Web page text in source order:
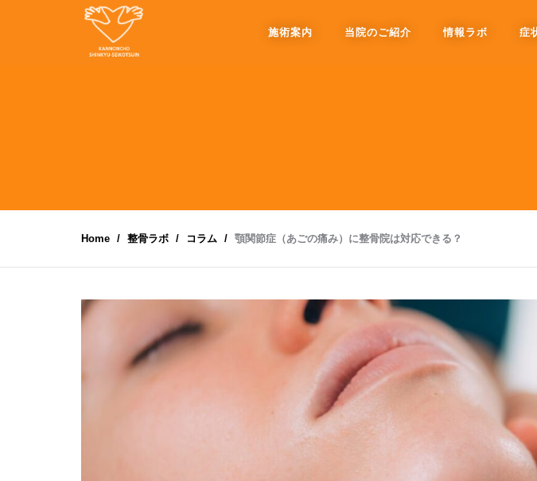
施術案内 当院のご紹介 情報ラボ 症
Home 整骨ラボ コラム 顎関節症（あごの痛み）に整骨院は対応できる？